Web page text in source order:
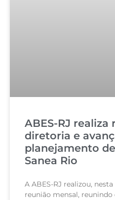
ABES-RJ realiza
diretoria e
planejamento
Sanea Rio
A ABES-RJ realizou,
reunião mensal, reunindo